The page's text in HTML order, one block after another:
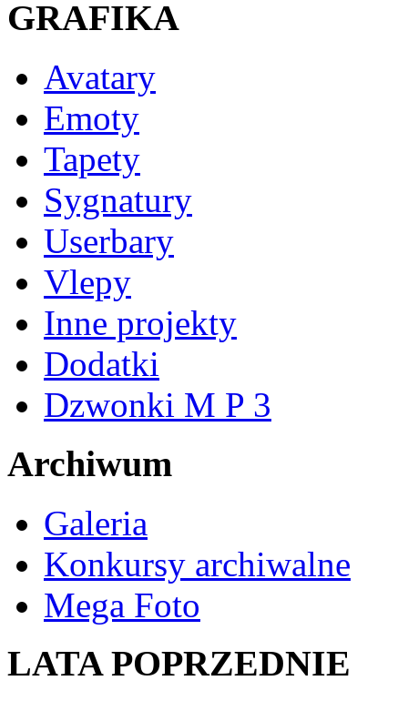
GRAFIKA
Avatary
Emoty
Tapety
Sygnatury
Userbary
Vlepy
Inne projekty
Dodatki
Dzwonki M P 3
Archiwum
Galeria
Konkursy archiwalne
Mega Foto
LATA POPRZEDNIE